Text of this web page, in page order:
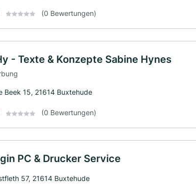
(0 Bewertungen)
- Texte & Konzepte Sabine Hynes
Beek 15, 21614 Buxtehude
(0 Bewertungen)
PC & Drucker Service
57, 21614 Buxtehude